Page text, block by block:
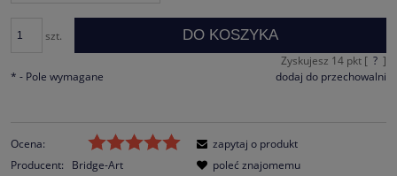
szt. DO KOSZYKA
Zyskujesz 14pkt [ ? ]
dodaj do przechowalni
* - Pole wymagane
Ocena:
Producent:
Bridge-Art
zapytaj o produkt
poleć znajomemu